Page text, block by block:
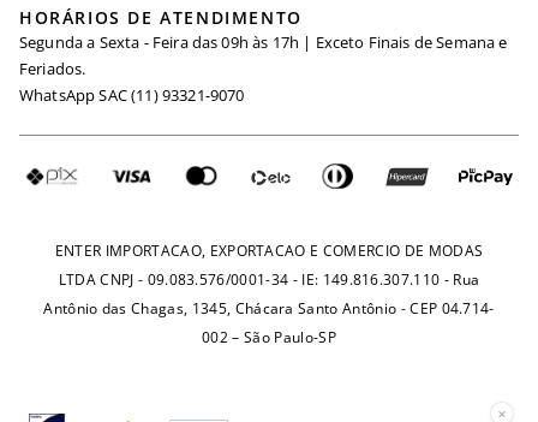
Igualdade Salarial
Requisição de Dados
Minha Conta
Trocas
Fretes e Tarifas
Maternidade
Seja um Afiliado
HORÁRIOS DE ATENDIMENTO
Segunda a Sexta - Feira das 09h às 17h | Exceto Finais de Semana e
Feriados.
WhatsApp SAC (11) 93321-9070
ENTER IMPORTACAO, EXPORTACAO E COMERCIO DE MODAS
LTDA CNPJ - 09.083.576/0001-34 - IE: 149.816.307.110 - Rua
Antônio das Chagas, 1345, Chácara Santo Antônio - CEP 04.714-
002 – São Paulo-SP
×